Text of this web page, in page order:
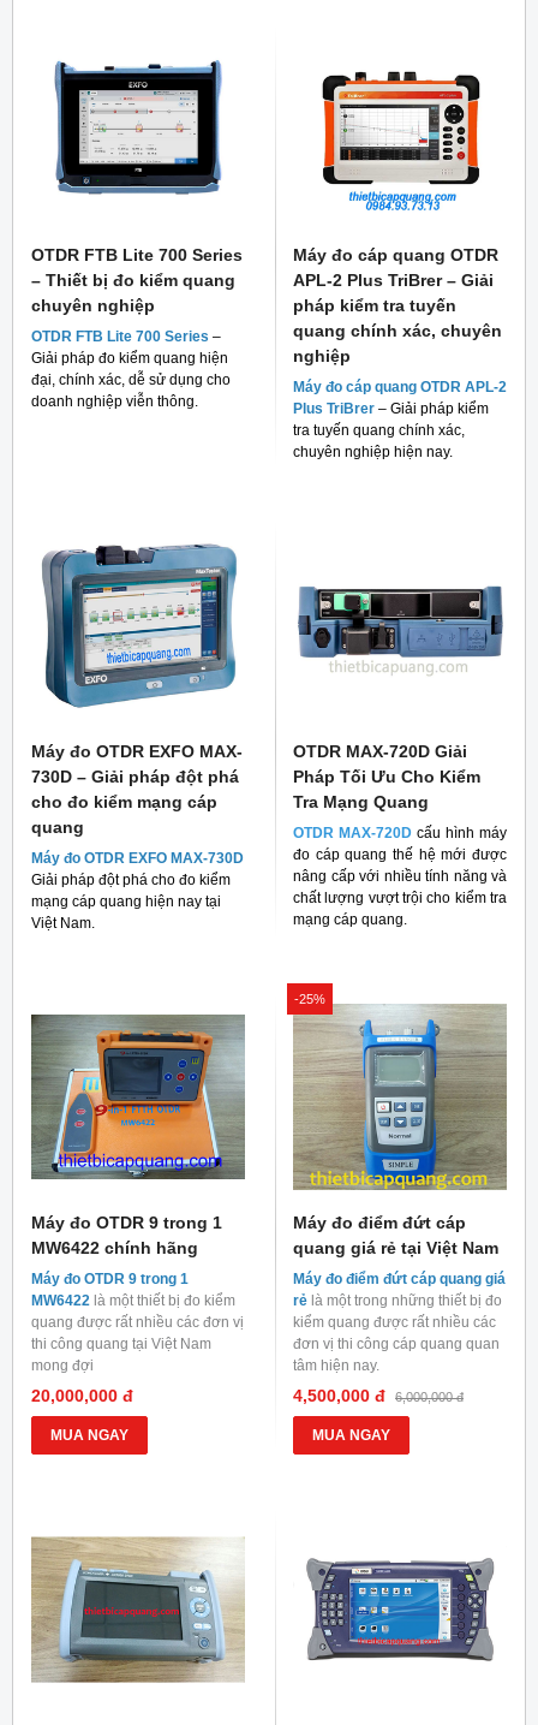
OTDR FTB Lite 700 Series
– Thiết bị đo kiểm quang
chuyên nghiệp
OTDR FTB Lite 700 Series –
Giải pháp đo kiểm quang hiện
đại, chính xác, dễ sử dụng cho
doanh nghiệp viễn thông.
Máy đo cáp quang OTDR
APL-2 Plus TriBrer – Giải
pháp kiểm tra tuyến
quang chính xác, chuyên
nghiệp
Máy đo cáp quang OTDR APL-2
Plus TriBrer – Giải pháp kiểm
tra tuyến quang chính xác,
chuyên nghiệp hiện nay.
Máy đo OTDR EXFO MAX-
730D – Giải pháp đột phá
cho đo kiểm mạng cáp
quang
Máy đo OTDR EXFO MAX-730D
Giải pháp đột phá cho đo kiểm
mạng cáp quang hiện nay tại
Việt Nam.
OTDR MAX-720D Giải
Pháp Tối Ưu Cho Kiểm
Tra Mạng Quang
OTDR MAX-720D cấu hình máy
đo cáp quang thế hệ mới được
nâng cấp với nhiều tính năng và
chất lượng vượt trội cho kiểm tra
mạng cáp quang.
Máy đo OTDR 9 trong 1
MW6422 chính hãng
Máy đo OTDR 9 trong 1
MW6422 là một thiết bị đo kiểm
quang được rất nhiều các đơn vị
thi công quang tại Việt Nam
mong đợi
20,000,000 đ
MUA NGAY
-25%
Máy đo điểm đứt cáp
quang giá rẻ tại Việt Nam
Máy đo điểm đứt cáp quang giá
rẻ là một trong những thiết bị đo
kiểm quang được rất nhiều các
đơn vị thi công cáp quang quan
tâm hiện nay.
4,500,000 đ 6,000,000 đ
MUA NGAY